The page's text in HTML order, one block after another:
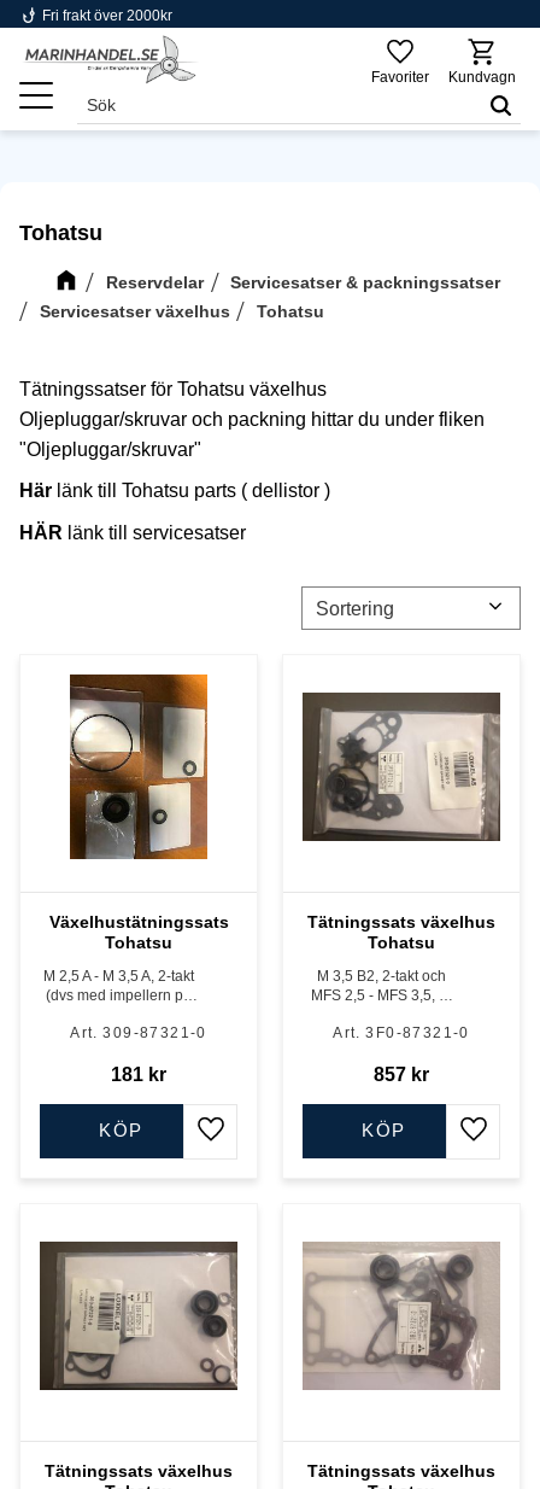
Meny
phishing Fri frakt över 2000kr
Favoriter Kundvagn
Tohatsu
Reservdelar
Servicesatser & packningssatser
Servicesatser växelhus
Tohatsu
Tätningssatser för Tohatsu växelhus
Oljepluggar/skruvar och packning hittar du under fliken
"Oljepluggar/skruvar"
Här länk till Tohatsu parts ( dellistor )
HÄR länk till servicesatser
Välj sortering
Växelhustätningssats
Tohatsu
M 2,5 A - M 3,5 A, 2-takt
(dvs med impellern på
309-87321-0
181 kr
Lägg till i favoriter
KÖP
Tätningssats växelhus
Tohatsu
M 3,5 B2, 2-takt och
MFS 2,5 - MFS 3,5, 4-
3F0-87321-0
857 kr
Lägg
KÖP
Tätningssats växelhus
Tätningssats växelhus